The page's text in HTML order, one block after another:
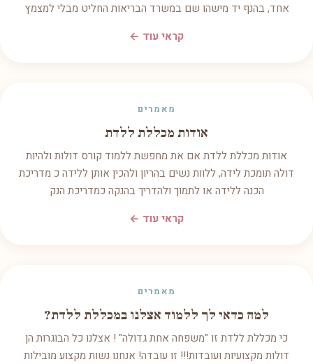
אחד, בהנף יד מישהו שם במשרד הבריאות החליט מבלי למצמץ
קראי עוד ←
מאמרים
אודות מכללת ללדת
אודות מכללת ללדת אם את מחפשת ללמוד קורס דולות ולהיות
דולה תומכת לידה, ללוות נשים בהריון ולהכין אותן ללידה כ מדריכת
הכנה ללידה או לתמוך ולהדריך בהנקה כמדריכת הנק
קראי עוד ←
מאמרים
למה כדאי לך ללמוד אצלנו במכללת ללדת?
כי מכללת ללדת זו "משפחה אחת גדולה" ! אצלנו כל הבוגרות הן
דולות מקצועיות ועובדות!!! זו עובדה! אנחנו נשות מקצוע מובילות